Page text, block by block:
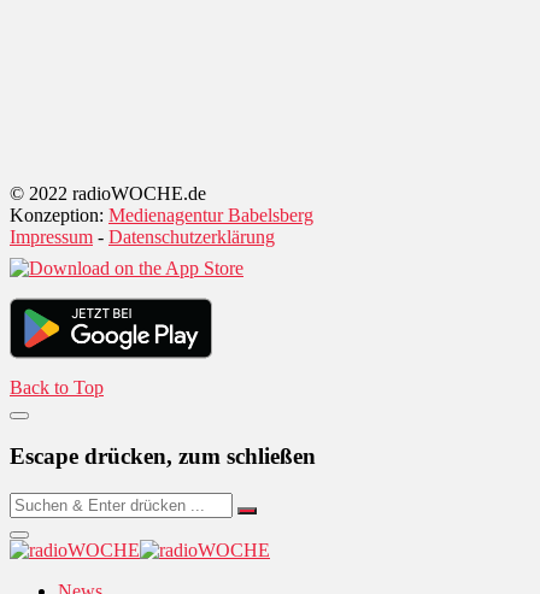
© 2022 radioWOCHE.de
Konzeption: Medienagentur Babelsberg
Impressum - Datenschutzerklärung
Back to Top
Escape drücken, zum schließen